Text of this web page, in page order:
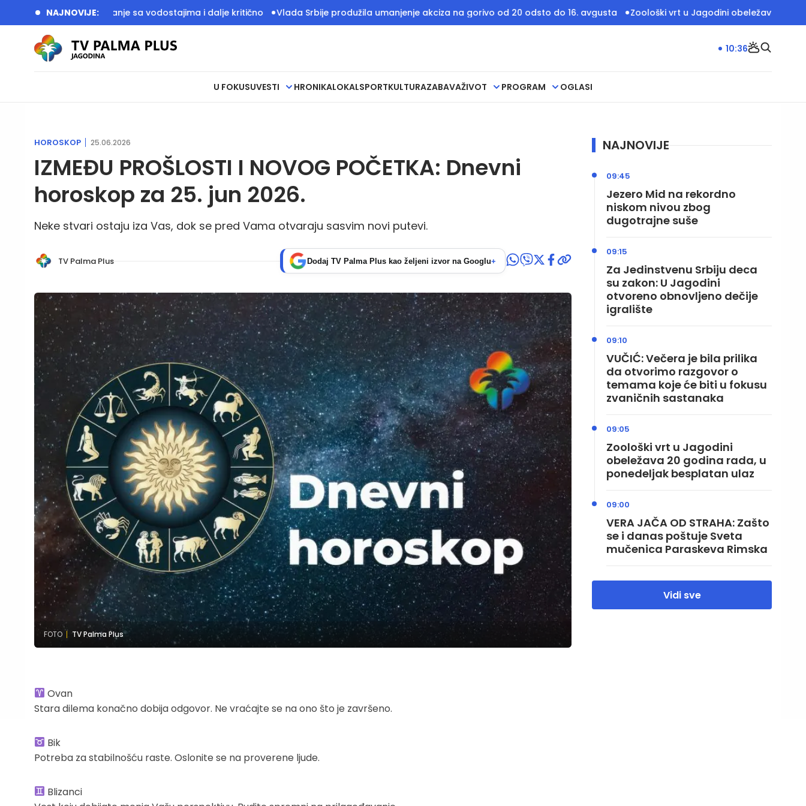
NAJNOVIJE:
aktivno, stanje sa vodostajima i dalje kritično Vlada Srbije produžila umanjenje akciza na gorivo od 20 odsto do 16. avgusta Zoološki vrt u Jagodini obeležava 20 godina
U FOKUSUVESTI HRONIKALOKALSPORTKULTURAZABAVAŽIVOT PROGRAM OGLASI
10:36
HOROSKOP 25.06.2026
IZMEĐU PROŠLOSTI I NOVOG POČETKA: Dnevni
horoskop za 25. jun 2026.
Neke stvari ostaju iza Vas, dok se pred Vama otvaraju sasvim novi putevi.
TV Palma Plus Dodaj TV Palma Plus kao željeni izvor na Googlu+
FOTO TV Palma Plus
Ovan
Stara dilema konačno dobija odgovor. Ne vraćajte se na ono što je završeno.
Bik
Potreba za stabilnošću raste. Oslonite se na proverene ljude.
Blizanci
NAJNOVIJE
Jezero Mid na rekordno
niskom nivou zbog
dugotrajne suše
09:45
Za Jedinstvenu Srbiju deca
su zakon: U Jagodini
otvoreno obnovljeno dečije
igralište
09:15
VUČIĆ: Večera je bila prilika
da otvorimo razgovor o
temama koje će biti u fokusu
zvaničnih sastanaka
09:10
Zoološki vrt u Jagodini
obeležava 20 godina rada, u
ponedeljak besplatan ulaz
09:05
VERA JAČA OD STRAHA: Zašto
se i danas poštuje Sveta
mučenica Paraskeva Rimska
09:00
Vidi sve